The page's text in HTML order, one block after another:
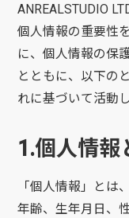
ANREALSTUDIO
個人情報の重要性
に、個人情報の保
とともに、以下の
れに基づいて活動し
1.個人情報
「個人情報」とは
年齢、生年月日、